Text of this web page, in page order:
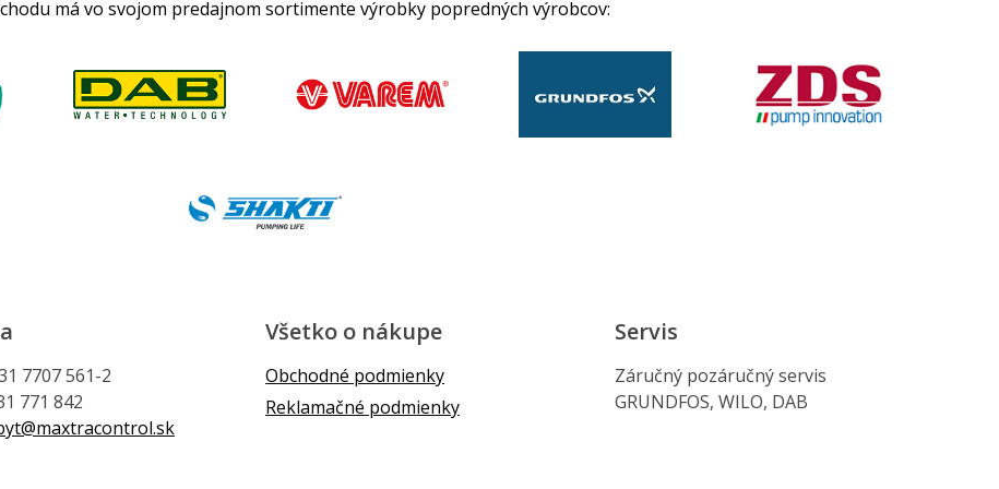
má vo svojom predajnom sortimente výrobky popredných výrobcov:
7707 561-2
771 842
Všetko o nákupe
Obchodné podmienky
Reklamačné podmienky
Servis
Záručný pozáručný servis
GRUNDFOS, WILO, DAB